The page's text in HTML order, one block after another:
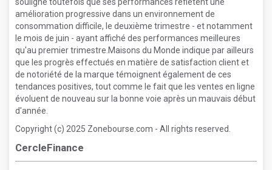
amélioration progressive dans un environnement de
consommation difficile, le deuxième trimestre - et notamment
le mois de juin - ayant affiché des performances meilleures
qu'au premier trimestre.Maisons du Monde indique par ailleurs
que les progrès effectués en matière de satisfaction client et
de notoriété de la marque témoignent également de ces
tendances positives, tout comme le fait que les ventes en ligne
évoluent de nouveau sur la bonne voie après un mauvais début
d'année.
Copyright (c) 2025 Zonebourse.com - All rights reserved.
CercleFinance